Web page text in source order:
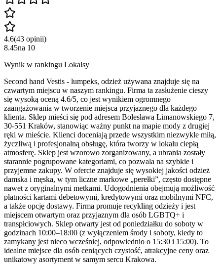
4.6(43 opinii)
8.45na 10
Wynik w rankingu Lokalsy
Second hand Vestis - lumpeks, odzież używana znajduje się na
czwartym miejscu w naszym rankingu. Firma ta zasłużenie cieszy
się wysoką oceną 4.6/5, co jest wynikiem ogromnego
zaangażowania w tworzenie miejsca przyjaznego dla każdego
klienta. Sklep mieści się pod adresem Bolesława Limanowskiego 7,
30-551 Kraków, stanowiąc ważny punkt na mapie mody z drugiej
ręki w mieście. Klienci doceniają przede wszystkim niezwykle miłą,
życzliwą i profesjonalną obsługę, która tworzy w lokalu ciepłą
atmosferę. Sklep jest wzorowo zorganizowany, a ubrania zostały
starannie pogrupowane kategoriami, co pozwala na szybkie i
przyjemne zakupy. W ofercie znajduje się wysokiej jakości odzież
damska i męska, w tym liczne markowe „perełki”, często dostępne
nawet z oryginalnymi metkami. Udogodnienia obejmują możliwość
płatności kartami debetowymi, kredytowymi oraz mobilnymi NFC,
a także opcję dostawy. Firma promuje recykling odzieży i jest
miejscem otwartym oraz przyjaznym dla osób LGBTQ+ i
transpłciowych. Sklep otwarty jest od poniedziałku do soboty w
godzinach 10:00–18:00 (z wyłączeniem środy i soboty, kiedy to
zamykany jest nieco wcześniej, odpowiednio o 15:30 i 15:00). To
idealne miejsce dla osób ceniących czystość, atrakcyjne ceny oraz
unikatowy asortyment w samym sercu Krakowa.